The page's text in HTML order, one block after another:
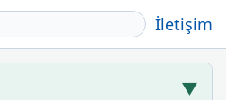
İletişim
▼